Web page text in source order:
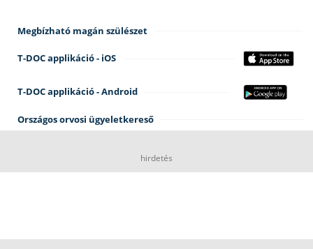
Megbízható magán szülészet
T-DOC applikáció - iOS
T-DOC applikáció - Android
Országos orvosi ügyeletkereső
hirdetés